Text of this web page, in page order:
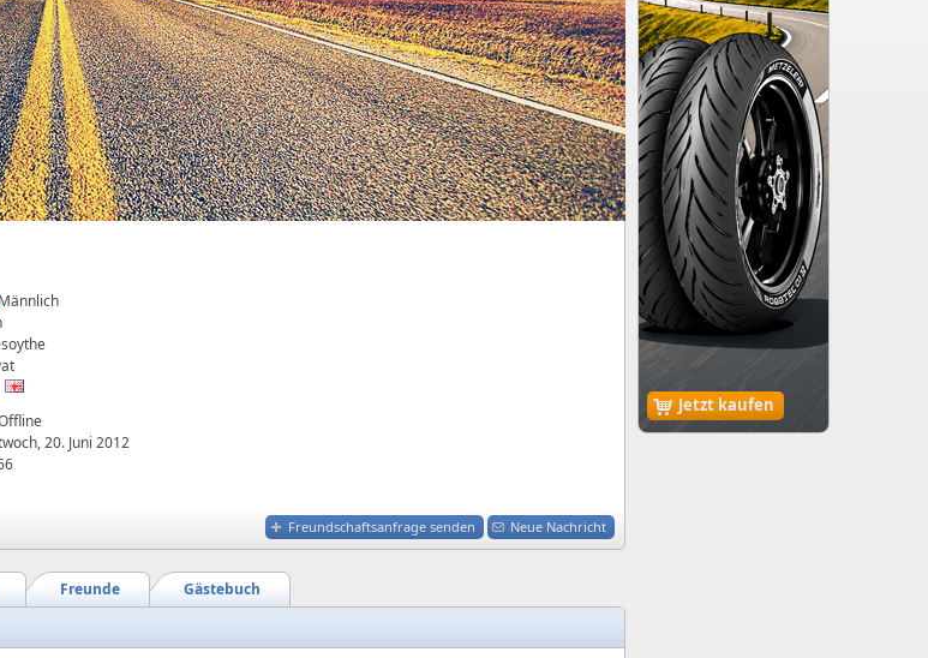
Jetzt kaufen
Männlich
20. Juni 2012
Freundschaftsanfrage senden Neue Nachricht
Gästebuch
Freunde